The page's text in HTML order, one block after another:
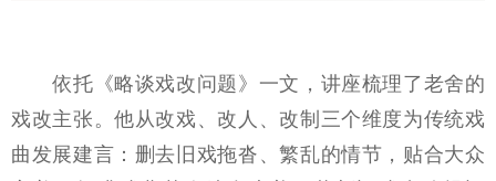
依托《略谈戏改问题》一文，讲座梳理了老舍的
戏改主张。他从改戏、改人、改制 三个维度为传统戏
曲发展建言：删去旧戏拖沓、繁乱的情节，贴合大众